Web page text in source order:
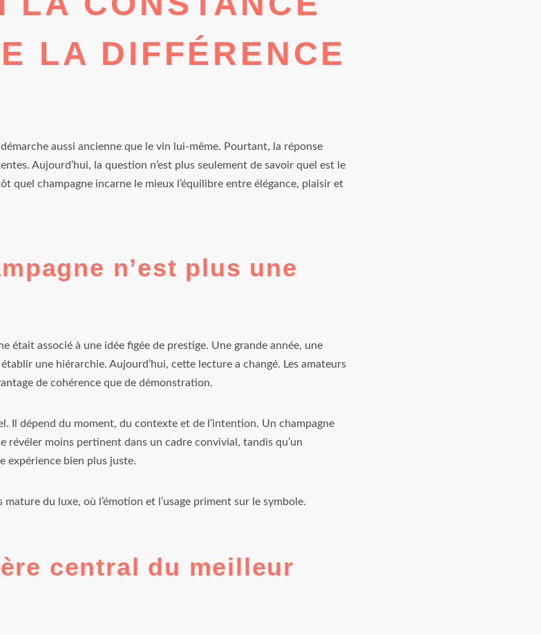
LA DIFFÉRENCE
aussi ancienne que le vin lui-même. Pourtant, la réponse
Aujourd’hui, la question n’est plus seulement de savoir quel est le
quel champagne incarne le mieux l’équilibre entre élégance, plaisir et
n’est plus une
était associé à une idée figée de prestige. Une grande année, une
une hiérarchie. Aujourd’hui, cette lecture a changé. Les amateurs
de cohérence que de démonstration.
Il dépend du moment, du contexte et de l’intention. Un champagne
révéler moins pertinent dans un cadre convivial, tandis qu’un
expérience bien plus juste.
du luxe, où l’émotion et l’usage priment sur le symbole.
central du meilleur